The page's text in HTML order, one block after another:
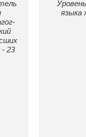
- 23
языка